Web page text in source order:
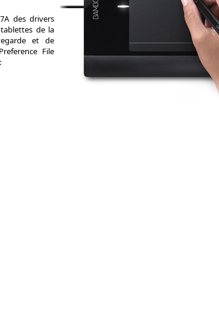
des drivers
de la
et de
File